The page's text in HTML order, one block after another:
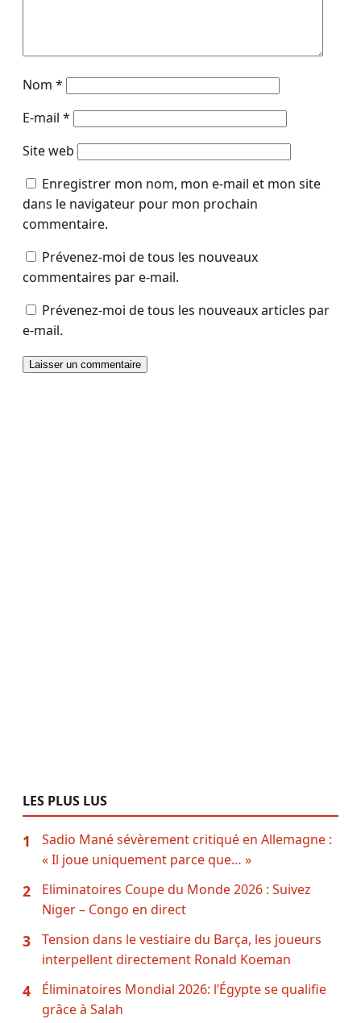
Nom *
E-mail *
Site web
Enregistrer mon nom, mon e-mail et mon site
dans le navigateur pour mon prochain
commentaire.
Prévenez-moi de tous les nouveaux
commentaires par e-mail.
Prévenez-moi de tous les nouveaux articles par
e-mail.
LES PLUS LUS
1
Sadio Mané sévèrement critiqué en Allemagne :
« Il joue uniquement parce que… »
2
Eliminatoires Coupe du Monde 2026 : Suivez
Niger – Congo en direct
3
Tension dans le vestiaire du Barça, les joueurs
interpellent directement Ronald Koeman
4
Éliminatoires Mondial 2026: l’Égypte se qualifie
grâce à Salah